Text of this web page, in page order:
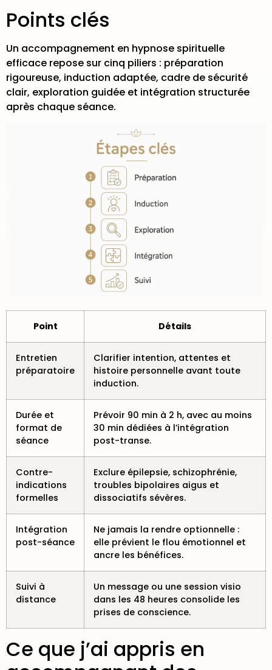
Points clés
Un accompagnement en hypnose spirituelle
efficace repose sur cinq piliers : préparation
rigoureuse, induction adaptée, cadre de sécurité
clair, exploration guidée et intégration structurée
après chaque séance.
Point Détails
Entretien
préparatoire
Clarifier intention, attentes et
histoire personnelle avant toute
induction.
Durée et
format de
séance
Prévoir 90 min à 2 h, avec au moins
30 min dédiées à l’intégration
post-transe.
Contre-
indications
formelles
Exclure épilepsie, schizophrénie,
troubles bipolaires aigus et
dissociatifs sévères.
Intégration
post-séance
Ne jamais la rendre optionnelle :
elle prévient le flou émotionnel et
ancre les bénéfices.
Suivi à
distance
Un message ou une session visio
dans les 48 heures consolide les
prises de conscience.
Ce que j’ai appris en